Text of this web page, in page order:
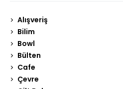
Alışveriş
Bilim
Bowl
Bülten
Cafe
Çevre